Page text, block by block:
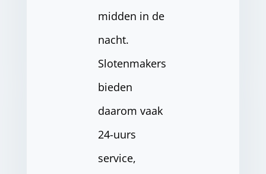
midden in de
nacht.
Slotenmakers
bieden
daarom vaak
24-uurs
service,